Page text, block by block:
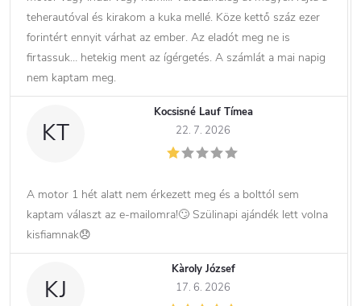
teherautóval és kirakom a kuka mellé. Köze kettő száz ezer
forintért ennyit várhat az ember. Az eladót meg ne is
firtassuk… hetekig ment az ígérgetés. A számlát a mai napig
nem kaptam meg.
KT
Kocsisné Lauf Tímea
22. 7. 2026
A motor 1 hét alatt nem érkezett meg és a bolttól sem
kaptam választ az e-mailomra!🙄 Szülinapi ajándék lett volna
kisfiamnak😞
KJ
Kàroly József
17. 6. 2026